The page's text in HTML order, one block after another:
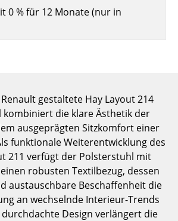
0 % für 12 Monate (nur in
gestaltete Hay Layout 214
die klare Ästhetik der
ausgeprägten Sitzkomfort einer
funktionale Weiterentwicklung des
211 verfügt der Polsterstuhl mit
robusten Textilbezug, dessen
austauschbare Beschaffenheit die
an wechselnde Interieur-Trends
Design verlängert die